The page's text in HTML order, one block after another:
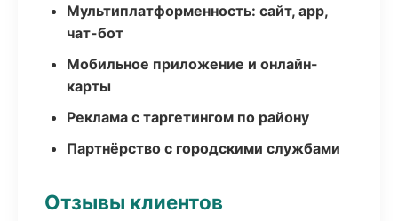
Мультиплатформенность: сайт, app,
чат-бот
Мобильное приложение и онлайн-
карты
Реклама с таргетингом по району
Партнёрство с городскими службами
Отзывы клиентов